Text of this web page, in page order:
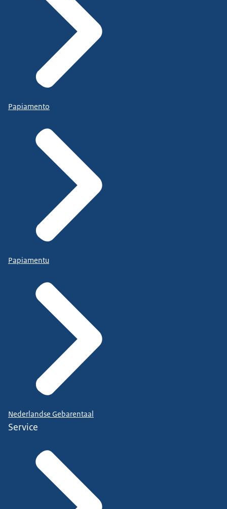
Papiamento
Papiamentu
Nederlandse Gebarentaal
Service